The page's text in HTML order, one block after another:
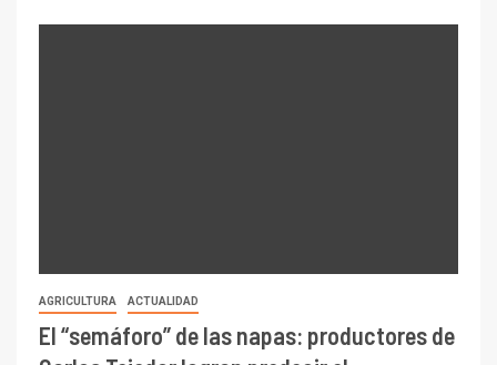
AGRICULTURA ACTUALIDAD
El “semáforo” de las napas: productores de